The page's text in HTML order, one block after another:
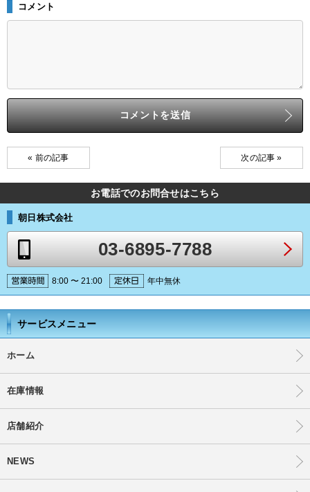
コメント
« 前の記事 次の記事 »
お電話でのお問合せはこちら
朝日株式会社
03-6895-7788
8:00 〜 21:00 年中無休
サービスメニュー
ホーム
在庫情報
店舗紹介
NEWS